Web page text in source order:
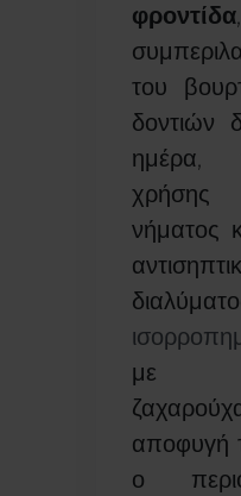
φροντίδα,
του
δοντιών
ημέρα,
νήματος
με
αποφυγή
ο